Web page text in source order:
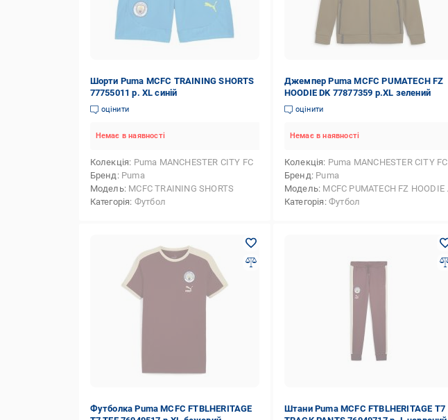
Шорти Puma MCFC TRAINING SHORTS
77755011 р. XL синій
оцінити
Немає в наявності
Колекція Puma MANCHESTER CITY FC
Бренд Puma
Модель MCFC TRAINING SHORTS
Категорія Футбол
Джемпер Puma MCFC PUMATECH FZ
HOODIE DK 77877359 р.XL зелений
оцінити
Немає в наявності
Колекція Puma MANCHESTER CITY FC
Бренд Puma
Модель MCFC PUMATECH FZ HOODIE DK
Категорія Футбол
Футболка Puma MCFC FTBLHERITAGE
Штани Puma MCFC FTBLHERITAGE T7